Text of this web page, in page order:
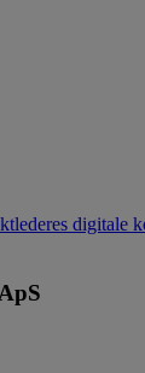
digitale